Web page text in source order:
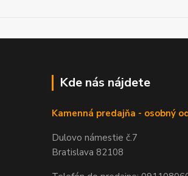
Kde nás nájdete
Kamenná predajňa - osobný
Dulovo námestie č.7
Bratislava 82108